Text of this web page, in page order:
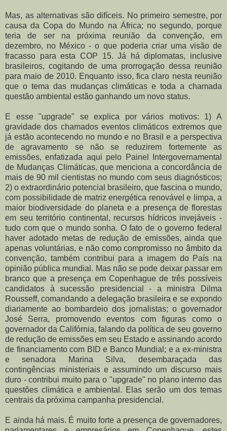
Mas, as alternativas são difíceis. No primeiro semestre, por
causa da Copa do Mundo na África; no segundo, porque
teria de ser na próxima reunião da convenção, em
dezembro, no México - o que poderia criar uma visão de
fracasso para esta COP 15. Já há diplomatas, inclusive
brasileiros, cogitando de uma prorrogação dessa reunião
para maio de 2010. Enquanto isso, fica claro nesta reunião
que o tema das mudanças climáticas e toda a chamada
questão ambiental estão ganhando um novo status.
E esse "upgrade" se explica por vários motivos: 1) A
gravidade dos chamados eventos climáticos extremos que
já estão acontecendo no mundo e no Brasil e a perspectiva
de agravamento se não se reduzirem fortemente as
emissões, enfatizada aqui pelo Painel Intergovernamental
de Mudanças Climáticas, que menciona a concordância de
mais de 90 mil cientistas no mundo com seus diagnósticos;
2) o extraordinário potencial brasileiro, que fascina o mundo,
com possibilidade de matriz energética renovável e limpa, a
maior biodiversidade do planeta e a presença de florestas
em seu território continental, recursos hídricos invejáveis -
tudo com que o mundo sonha. O fato de o governo federal
haver adotado metas de redução de emissões, ainda que
apenas voluntárias, e não como compromisso no âmbito da
convenção, também contribui para a imagem do País na
opinião pública mundial. Mas não se pode deixar passar em
branco que a presença em Copenhague de três possíveis
candidatos à sucessão presidencial - a ministra Dilma
Rousseff, comandando a delegação brasileira e se expondo
diariamente ao bombardeio dos jornalistas; o governador
José Serra, promovendo eventos com figuras como o
governador da Califórnia, falando da política de seu governo
de redução de emissões em seu Estado e assinando acordo
de financiamento com BID e Banco Mundial; e a ex-ministra
e senadora Marina Silva, desembaraçada das
contingências ministeriais e assumindo um discurso mais
duro - contribui muito para o "upgrade" no plano interno das
questões climática e ambiental. Elas serão um dos temas
centrais da próxima campanha presidencial.
E ainda há mais. É muito forte a presença de governadores,